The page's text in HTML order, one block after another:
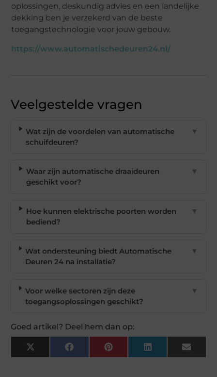
oplossingen, deskundig advies en een landelijke
dekking ben je verzekerd van de beste
toegangstechnologie voor jouw gebouw.
https://www.automatischedeuren24.nl/
Veelgestelde vragen
Wat zijn de voordelen van automatische
schuifdeuren?
▼
Waar zijn automatische draaideuren
geschikt voor?
▼
Hoe kunnen elektrische poorten worden
bediend?
▼
Wat ondersteuning biedt Automatische
Deuren 24 na installatie?
▼
Voor welke sectoren zijn deze
toegangsoplossingen geschikt?
▼
Goed artikel? Deel hem dan op:
X
(Twitter)
FacebookPinterest LinkedIn Email